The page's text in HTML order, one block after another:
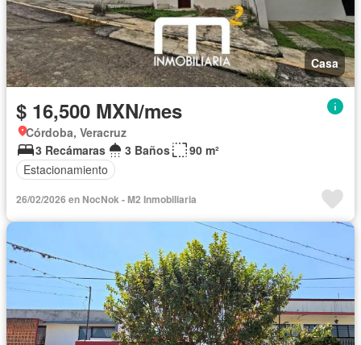
Casa
$ 16,500 MXN/mes
Córdoba, Veracruz
3 Recámaras
3 Baños
90 m²
Estacionamiento
26/02/2026 en NocNok - M2 Inmobiliaria